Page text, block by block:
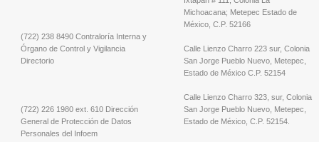
(722) 238 8490 Contraloría Interna y
Órgano de Control y Vigilancia
Directorio
(722) 226 1980 ext. 610 Dirección
General de Protección de Datos
Personales del Infoem
Michoacana; Metepec Estado de
México, C.P. 52166
Calle Lienzo Charro 223 sur, Colonia
San Jorge Pueblo Nuevo, Metepec,
Estado de México C.P. 52154
Calle Lienzo Charro 323, sur, Colonia
San Jorge Pueblo Nuevo, Metepec,
Estado de México, C.P. 52154.